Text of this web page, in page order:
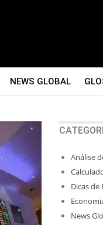
NEWS GLOBAL
Análise
Dicas de
News